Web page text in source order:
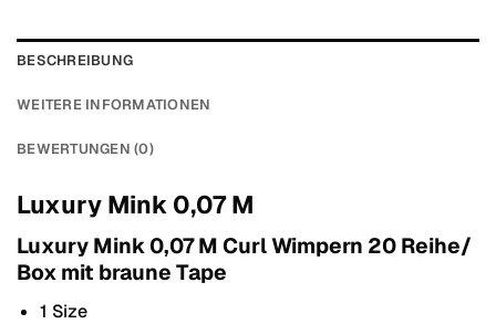
BESCHREIBUNG
WEITERE INFORMATIONEN
BEWERTUNGEN (0)
Luxury Mink 0,07 M
Luxury Mink 0,07 M Curl Wimpern 20 Reihe/
Box mit braune Tape
1 Size